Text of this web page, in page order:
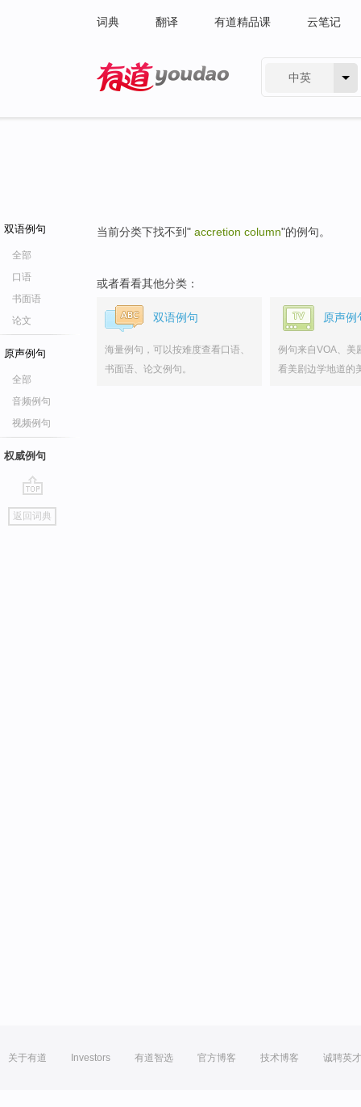
词典 翻译 有道精品课 云笔记
中英
双语例句
全部
口语
书面语
论文
原声例句
全部
音频例句
视频例句
权威例句
go
top
返回词典
当前分类下找不到" accretion column"的例句。
或者看看其他分类：
双语例句
海量例句，可以按难度查看口语、
书面语、论文例句。
原声例
例句来自VOA、美
看美剧边学地道的
关于有道 Investors 有道智选 官方博客 技术博客 诚聘英才